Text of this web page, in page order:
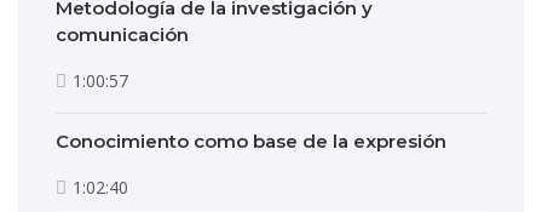
Metodología de la investigación y
comunicación
1:00:57
Conocimiento como base de la expresión
1:02:40